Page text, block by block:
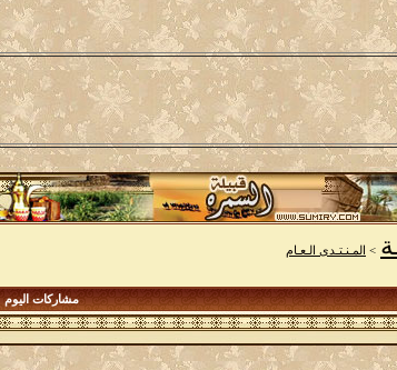
> المـنـتـدى الـعـام
مشاركات اليوم